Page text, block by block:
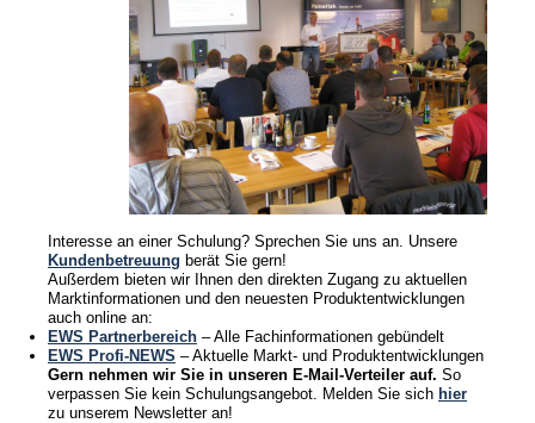
Verkaufsförderung
Kundenawards
Fachwissen
Kontakt
Jobs/Studien
Interesse an einer Schulung? Sprechen Sie uns an. Unsere
Kundenbetreuung berät Sie gern!
Außerdem bieten wir Ihnen den direkten Zugang zu aktuellen
Marktinformationen und den neuesten Produktentwicklungen
auch online an:
EWS Partnerbereich – Alle Fachinformationen gebündelt
EWS Profi-NEWS – Aktuelle Markt- und Produktentwicklungen
Gern nehmen wir Sie in unseren E-Mail-Verteiler auf. So
verpassen Sie kein Schulungsangebot. Melden Sie sich hier
zu unserem Newsletter an!